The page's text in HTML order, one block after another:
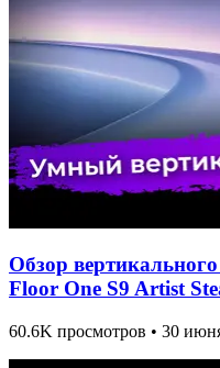
Обзор
Floor One S9 Artist
60.6K просмотров • 30